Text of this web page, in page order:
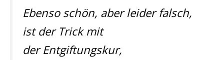
Ebenso schön, aber leider falsch,
ist der Trick mit
der Entgiftungskur,